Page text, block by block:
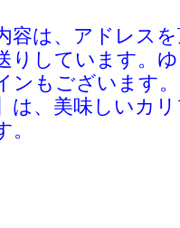
容は、アドレス
りしています。
ンもございます
は、美味しいカ
。